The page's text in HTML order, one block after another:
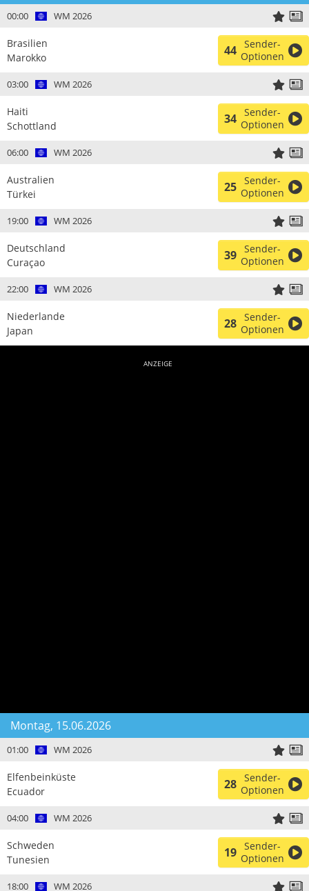
00:00 WM 2026
Brasilien
Marokko
44 Sender-
Optionen
03:00 WM 2026
Haiti
Schottland
34 Sender-
Optionen
06:00 WM 2026
Australien
Türkei
25 Sender-
Optionen
19:00 WM 2026
Deutschland
Curaçao
39 Sender-
Optionen
22:00 WM 2026
Niederlande
Japan
28 Sender-
Optionen
ANZEIGE
Montag, 15.06.2026
01:00 WM 2026
Elfenbeinküste
Ecuador
28 Sender-
Optionen
04:00 WM 2026
Schweden
Tunesien
19 Sender-
Optionen
18:00 WM 2026